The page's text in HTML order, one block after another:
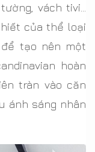
vách tivi…
của thể loại
tạo nên một
hoàn
tràn vào căn
ánh sáng nhân